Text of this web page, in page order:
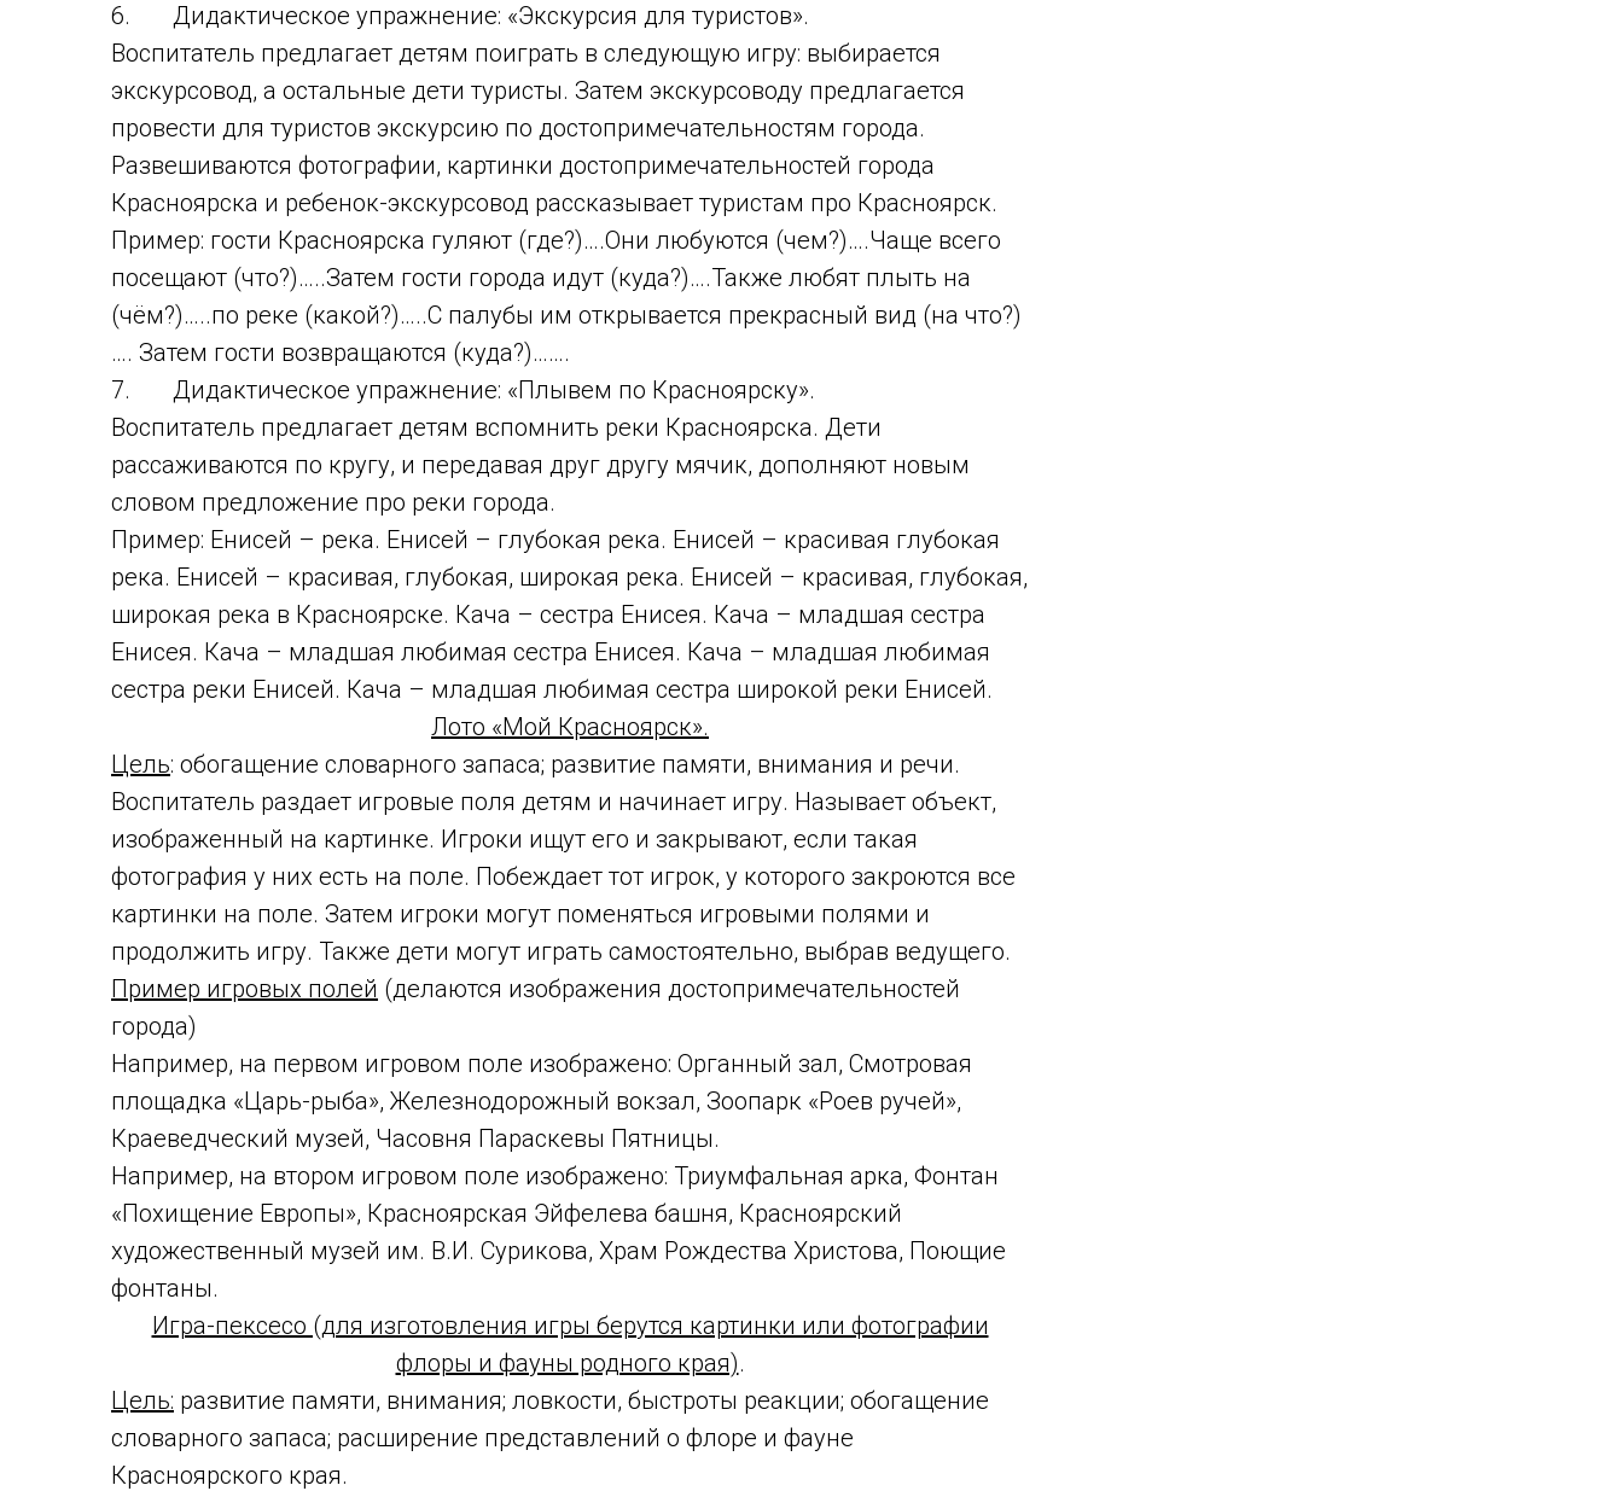
6. Дидактическое упражнение: «Экскурсия для туристов».
Воспитатель предлагает детям поиграть в следующую игру: выбирается
экскурсовод, а остальные дети туристы. Затем экскурсоводу предлагается
провести для туристов экскурсию по достопримечательностям города.
Развешиваются фотографии, картинки достопримечательностей города
Красноярска и ребенок-экскурсовод рассказывает туристам про Красноярск.
Пример: гости Красноярска гуляют (где?)….Они любуются (чем?)….Чаще всего
посещают (что?)…..Затем гости города идут (куда?)….Также любят плыть на
(чём?)…..по реке (какой?)…..С палубы им открывается прекрасный вид (на что?)
…. Затем гости возвращаются (куда?)…….
7. Дидактическое упражнение: «Плывем по Красноярску».
Воспитатель предлагает детям вспомнить реки Красноярска. Дети
рассаживаются по кругу, и передавая друг другу мячик, дополняют новым
словом предложение про реки города.
Пример: Енисей – река. Енисей – глубокая река. Енисей – красивая глубокая
река. Енисей – красивая, глубокая, широкая река. Енисей – красивая, глубокая,
широкая река в Красноярске. Кача – сестра Енисея. Кача – младшая сестра
Енисея. Кача – младшая любимая сестра Енисея. Кача – младшая любимая
сестра реки Енисей. Кача – младшая любимая сестра широкой реки Енисей.
Лото «Мой Красноярск».
Цель: обогащение словарного запаса; развитие памяти, внимания и речи.
Воспитатель раздает игровые поля детям и начинает игру. Называет объект,
изображенный на картинке. Игроки ищут его и закрывают, если такая
фотография у них есть на поле. Побеждает тот игрок, у которого закроются все
картинки на поле. Затем игроки могут поменяться игровыми полями и
продолжить игру. Также дети могут играть самостоятельно, выбрав ведущего.
Пример игровых полей (делаются изображения достопримечательностей
города)
Например, на первом игровом поле изображено: Органный зал, Смотровая
площадка «Царь-рыба», Железнодорожный вокзал, Зоопарк «Роев ручей»,
Краеведческий музей, Часовня Параскевы Пятницы.
Например, на втором игровом поле изображено: Триумфальная арка, Фонтан
«Похищение Европы», Красноярская Эйфелева башня, Красноярский
художественный музей им. В.И. Сурикова, Храм Рождества Христова, Поющие
фонтаны.
Игра-пексесо (для изготовления игры берутся картинки или фотографии
флоры и фауны родного края).
Цель: развитие памяти, внимания; ловкости, быстроты реакции; обогащение
словарного запаса; расширение представлений о флоре и фауне
Красноярского края.